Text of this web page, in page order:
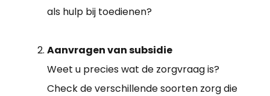
als hulp bij toedienen?
Aanvragen van subsidie
Weet u precies wat de zorgvraag is?
Check de verschillende soorten zorg die